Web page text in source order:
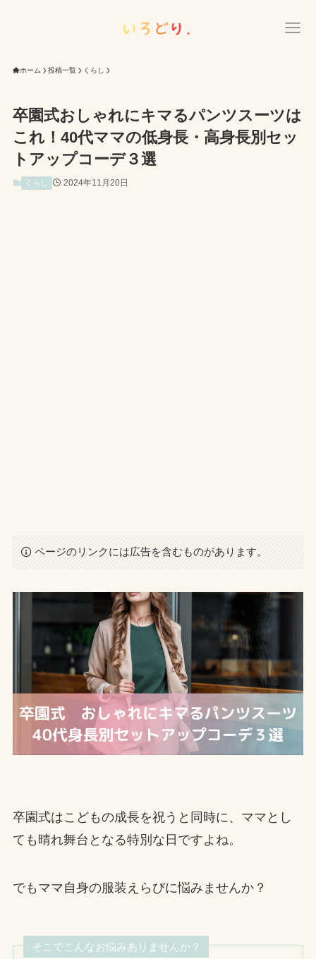
ホーム 投稿一覧 くらし
卒園式おしゃれにキマるパンツスーツは
これ！40代ママの低身長・高身長別セッ
トアップコーデ３選
くらし 2024年11月20日
ページのリンクには広告を含むものがあります。
卒園式はこどもの成長を祝うと同時に、ママとし
ても晴れ舞台となる特別な日ですよね。
でもママ自身の服装えらびに悩みませんか？
そこでこんなお悩みありませんか？